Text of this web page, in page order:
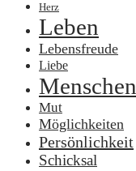
Herz
Leben
Lebensfreude
Liebe
Menschen
Mut
Möglichkeiten
Persönlichkeit
Schicksal